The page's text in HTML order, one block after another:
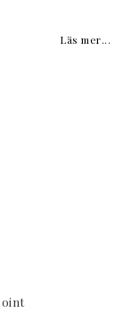
Läs mer...